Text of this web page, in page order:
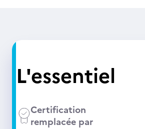
L'essentiel
Certification
remplacée par